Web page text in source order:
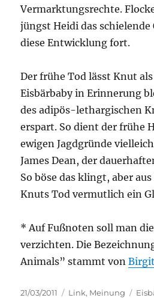
Vermarktungsrechte.
jüngst Heidi das
diese Entwicklung fort.
Der frühe Tod lässt Knut
Eisbärbaby in Erinnerung
des adipös-lethargischen
erspart. So dient der frühe
ewigen Jagdgründe
James Dean, der
So böse das klingt, aber
Knuts Tod vermutlich ein
* Auf Fußnoten soll man
verzichten. Die
Animals” stammt von
Posted
21/03/2011 Categories
Link, Meinung Tags